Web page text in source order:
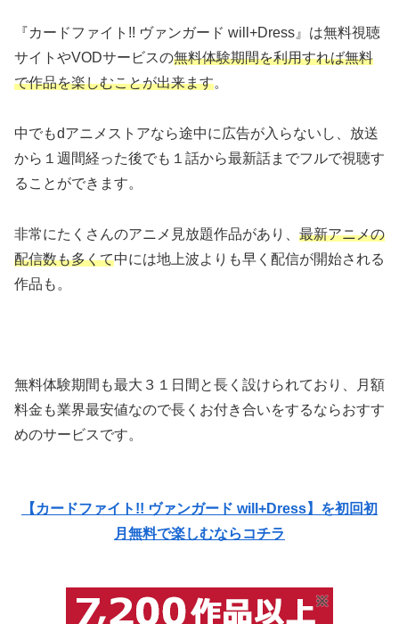
『カードファイト!! ヴァンガード will+Dress』は無料視聴
サイトやVODサービスの無料体験期間を利用すれば無料
で作品を楽しむことが出来ます。
中でもdアニメストアなら途中に広告が入らないし、放送
から１週間経った後でも１話から最新話までフルで視聴す
ることができます。
非常にたくさんのアニメ見放題作品があり、 最新アニメの
配信数も多くて中には地上波よりも早く配信が開始される
作品も。
無料体験期間も最大３１日間と長く設けられており、月額
料金も業界最安値なので長くお付き合いをするならおすす
めのサービスです。
【カードファイト!! ヴァンガード will+Dress】を初回初
月無料で楽しむならコチラ